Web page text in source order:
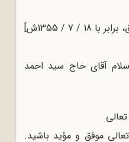
]
آقای حاج سید احمد
موفق و مؤید باشید.